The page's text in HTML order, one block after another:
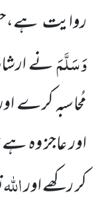
روایت
وَسَلَّمَنے
مُحاسبہ
اور عاجز وہ
کر رکھے اوراللّٰہ